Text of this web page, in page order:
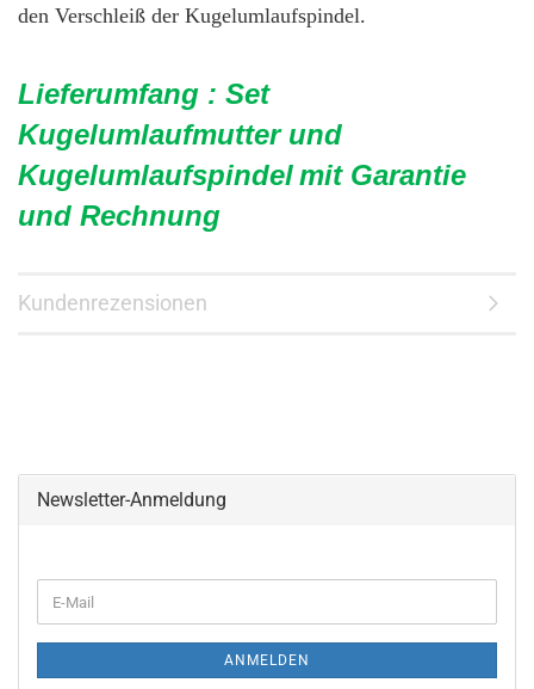
den Verschleiß der Kugelumlaufspindel.
Lieferumfang : Set
Kugelumlaufmutter und
Kugelumlaufspindelmit Garantie
und Rechnung
Kundenrezensionen
Newsletter-Anmeldung
ZUR
E-
Mail
ANMELDEN